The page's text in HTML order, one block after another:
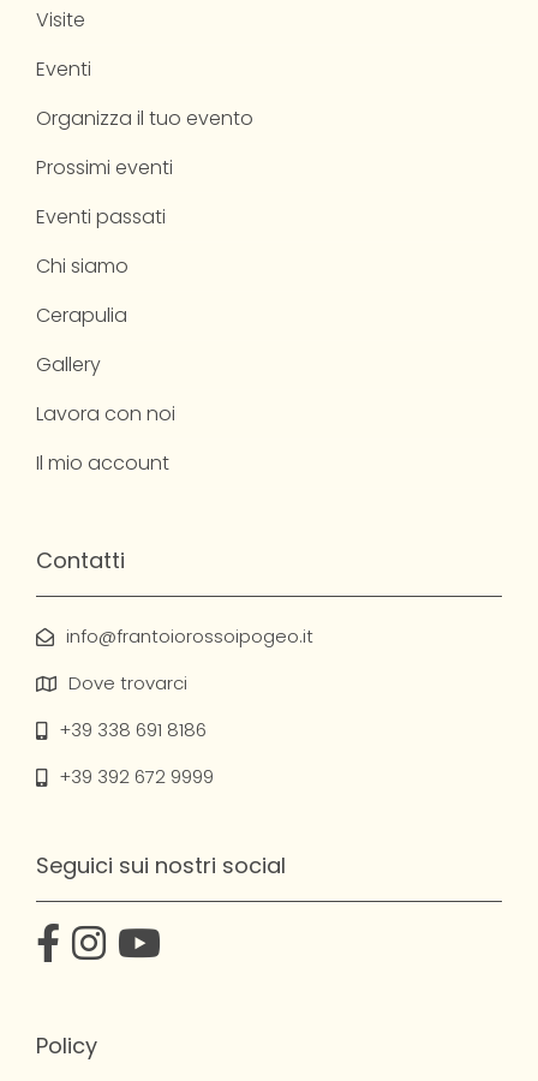
Visite
Eventi
Organizza il tuo evento
Prossimi eventi
Eventi passati
Chi siamo
Cerapulia
Gallery
Lavora con noi
Il mio account
Contatti
info@frantoiorossoipogeo.it
Dove trovarci
+39 338 691 8186
+39 392 672 9999
Seguici sui nostri social
Policy